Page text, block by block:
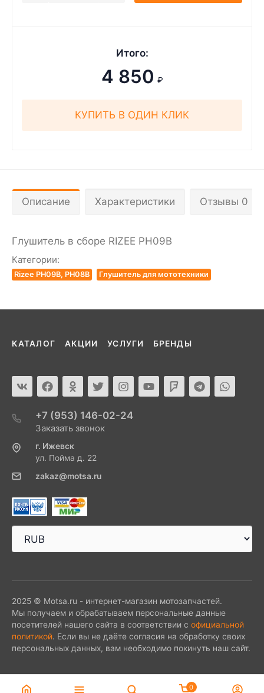
Итого:
4 850 ₽
КУПИТЬ В ОДИН КЛИК
Описание Характеристики Отзывы 0
Глушитель в сборе RIZEE PH09B
Категории:
Rizee PH09B, PH08B Глушитель для мототехники
КАТАЛОГ АКЦИИ УСЛУГИ БРЕНДЫ
+7 (953) 146-02-24
Заказать звонок
г. Ижевск
ул. Пойма д. 22
zakaz@motsa.ru
2025 © Motsa.ru - интернет-магазин мотозапчастей.
Мы получаем и обрабатываем персональные данные
посетителей нашего сайта в соответствии с официальной
политикой. Если вы не даёте согласия на обработку своих
персональных данных, вам необходимо покинуть наш сайт.
0